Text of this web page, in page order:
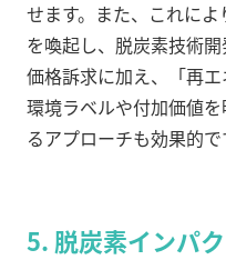
せます。また、これに
を喚起し、脱炭素技術開
価格訴求に加え、「再
環境ラベルや付加価値
るアプローチも効果的で
5. 脱炭素インパ